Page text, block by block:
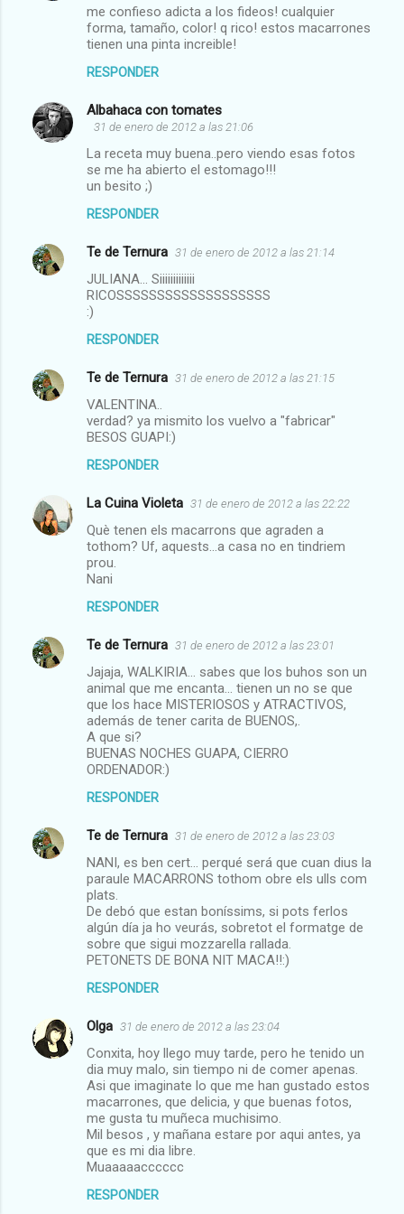
me confieso adicta a los fideos! cualquier
forma, tamaño, color! q rico! estos macarrones
tienen una pinta increible!
RESPONDER
Albahaca con tomates
31 de enero de 2012 a las 21:06
La receta muy buena..pero viendo esas fotos
se me ha abierto el estomago!!!
un besito ;)
RESPONDER
Te de Ternura 31 de enero de 2012 a las 21:14
JULIANA... Siiiiiiiiiiiii
RICOSSSSSSSSSSSSSSSSSSS
:)
RESPONDER
Te de Ternura 31 de enero de 2012 a las 21:15
VALENTINA..
verdad? ya mismito los vuelvo a "fabricar"
BESOS GUAPI:)
RESPONDER
La Cuina Violeta 31 de enero de 2012 a las 22:22
Què tenen els macarrons que agraden a
tothom? Uf, aquests...a casa no en tindriem
prou.
Nani
RESPONDER
Te de Ternura 31 de enero de 2012 a las 23:01
Jajaja, WALKIRIA... sabes que los buhos son un
animal que me encanta... tienen un no se que
que los hace MISTERIOSOS y ATRACTIVOS,
además de tener carita de BUENOS,.
A que si?
BUENAS NOCHES GUAPA, CIERRO
ORDENADOR:)
RESPONDER
Te de Ternura 31 de enero de 2012 a las 23:03
NANI, es ben cert... perqué será que cuan dius la
paraule MACARRONS tothom obre els ulls com
plats.
De debó que estan boníssims, si pots ferlos
algún día ja ho veurás, sobretot el formatge de
sobre que sigui mozzarella rallada.
PETONETS DE BONA NIT MACA!!:)
RESPONDER
Olga 31 de enero de 2012 a las 23:04
Conxita, hoy llego muy tarde, pero he tenido un
dia muy malo, sin tiempo ni de comer apenas.
Asi que imaginate lo que me han gustado estos
macarrones, que delicia, y que buenas fotos,
me gusta tu muñeca muchisimo.
Mil besos , y mañana estare por aqui antes, ya
que es mi dia libre.
Muaaaaacccccc
RESPONDER